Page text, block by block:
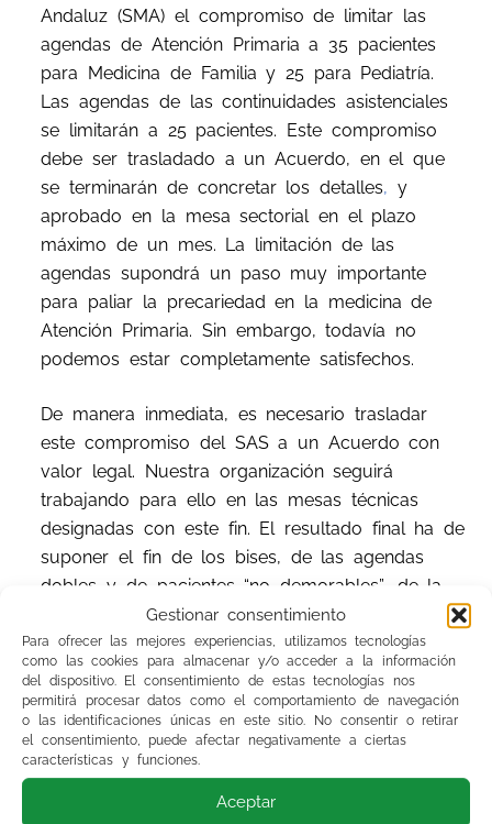
Gestionar consentimiento
Para ofrecer las mejores experiencias, utilizamos tecnologías
como las cookies para almacenar y/o acceder a la información
del dispositivo. El consentimiento de estas tecnologías nos
permitirá procesar datos como el comportamiento de navegación
o las identificaciones únicas en este sitio. No consentir o retirar
el consentimiento, puede afectar negativamente a ciertas
características y funciones.
Aceptar
Andaluz (SMA) el compromiso de limitar las
agendas de Atención Primaria a 35 pacientes
para Medicina de Familia y 25 para Pediatría.
Las agendas de las continuidades asistenciales
se limitarán a 25 pacientes. Este compromiso
debe ser trasladado a un Acuerdo, en el que
se terminarán de concretar los detalles, y
aprobado en la mesa sectorial en el plazo
máximo de un mes. La limitación de las
agendas supondrá un paso muy importante
para paliar la precariedad en la medicina de
Atención Primaria. Sin embargo, todavía no
podemos estar completamente satisfechos.
De manera inmediata, es necesario trasladar
este compromiso del SAS a un Acuerdo con
valor legal. Nuestra organización seguirá
trabajando para ello en las mesas técnicas
designadas con este fin. El resultado final ha de
suponer el fin de los bises, de las agendas
dobles y de pacientes “no demorables”, de la
falta de separación entre la atención urgente y
la programada y, en general, de todos los
subterfugios con los que el SAS ha venido
ocultando la brutal sobrecarga de los médicos
de Atención Primaria.
Por otra parte, no podemos olvidar que el
problema de las agendas no es el único al que